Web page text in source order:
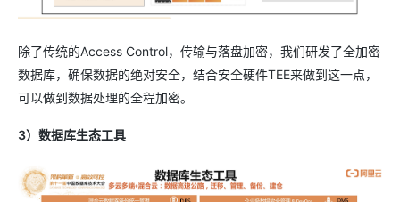
除了传统的Access Control，传输与落盘加密，我们研发了全加密
数据库，确保数据的绝对安全，结合安全硬件TEE来做到这一点，
可以做到数据处理的全程加密。
3）数据库生态工具